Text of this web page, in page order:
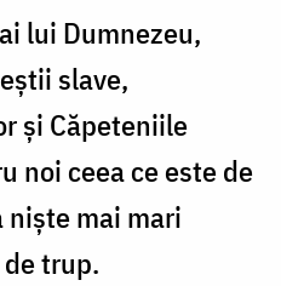
lui Dumnezeu,
slave,
şi Căpeteniile
noi ceea ce este de
nişte mai mari
trup.